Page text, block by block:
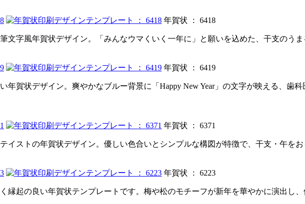
年賀状 ： 6418
文字風年賀状デザイン。「みんなウマくいく一年に」と願いを込めた、干支のう
年賀状 ： 6419
年賀状デザイン。爽やかなブルー背景に「Happy New Year」の文字が映える、歯
年賀状 ： 6371
イストの年賀状デザイン。優しい色合いとシンプルな構図が特徴で、干支・午をお
年賀状 ： 6223
縁起の良い年賀状テンプレートです。梅や松のモチーフが新年を華やかに演出し、